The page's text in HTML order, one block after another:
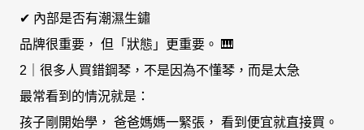
✔ 內部是否有潮濕生鏽
品牌很重要， 但「狀態」更重要。 🎹
2｜很多人買錯鋼琴，不是因為不懂琴，而是太急
最常看到的情況就是：
孩子剛開始學， 爸爸媽媽一緊張， 看到便宜就直接買。